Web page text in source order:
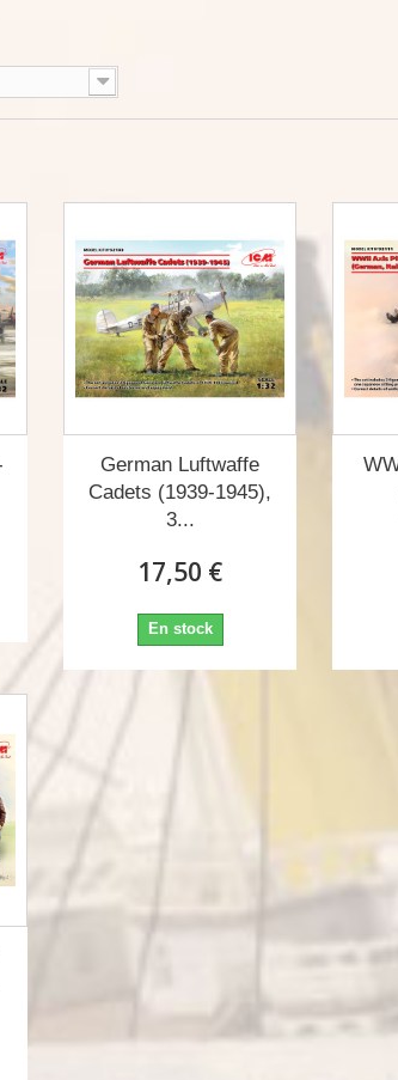
German Luftwaffe
Cadets (1939-1945),
3...
17,50 €
En stock